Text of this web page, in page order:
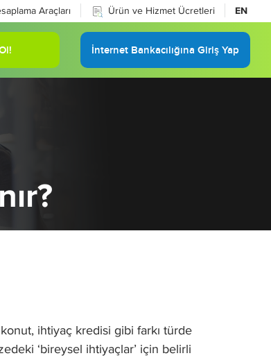
Araçları Ürün ve Hizmet Ücretleri EN
İnternet Bankacılığına Giriş Yap
ihtiyaç kredisi gibi farkı türde
‘bireysel ihtiyaçlar’ için belirli